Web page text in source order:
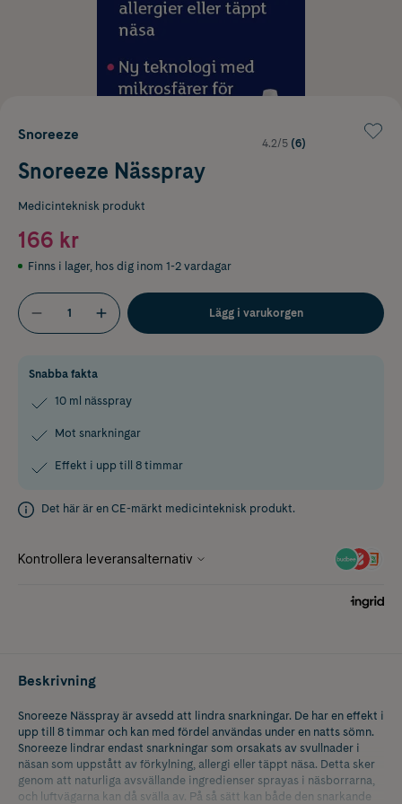
Snoreeze
4.2/5 (6)
Snoreeze Nässpray
Medicinteknisk produkt
166 kr
Finns i lager, hos dig inom 1-2 vardagar
Lägg i varukorgen
Snabba fakta
10 ml nässpray
Mot snarkningar
Effekt i upp till 8 timmar
Det här är en CE-märkt medicinteknisk produkt.
Beskrivning
Snoreeze Nässpray är avsedd att lindra snarkningar. De har en effekt i
upp till 8 timmar och kan med fördel användas under en natts sömn.
Snoreeze lindrar endast snarkningar som orsakats av svullnader i
näsan som uppstått av förkylning, allergi eller täppt näsa. Detta sker
genom att naturliga avsvällande ingredienser sprayas i näsborrarna,
och luftvägarna kan då svälla av. På så sätt kan både den snarkande